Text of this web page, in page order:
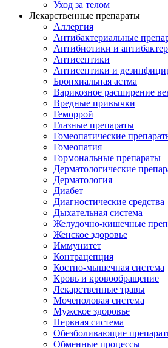
Уход за телом
Лекарственные препараты
Аллергия
Антибактериальные
Антибиотики и
Антисептики
Антисептики и
Бронхиальная астма
Варикозное расширение
Вредные привычки
Геморрой
Глазные препараты
Гомеопатические
Гомеопатия
Гормональные препараты
Дерматологические
Дерматология
Диабет
Диагностические средства
Дыхательная система
Желудочно-кишечные
Женское здоровье
Иммунитет
Контрацепция
Костно-мышечная система
Кровь и кровообращение
Лекарственные травы
Мочеполовая система
Мужское здоровье
Нервная система
Обезболивающие
Обменные процессы